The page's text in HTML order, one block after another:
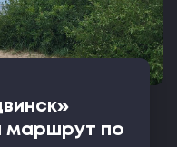
маршрут по